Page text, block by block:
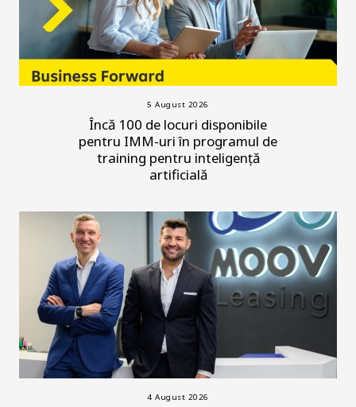
5 August 2026
Încă 100 de locuri disponibile
pentru IMM-uri în programul de
training pentru inteligență
artificială
4 August 2026